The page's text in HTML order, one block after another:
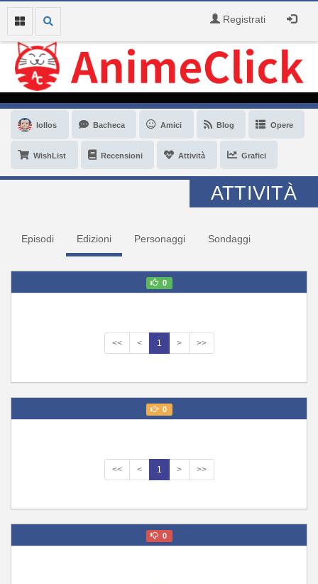
Registrati
lollos Bacheca Amici Blog Opere
WishList Recensioni Attività Grafici
ATTIVITÀ
Episodi Edizioni Personaggi Sondaggi
0
<< < 1 > >>
0
<< < 1 > >>
0